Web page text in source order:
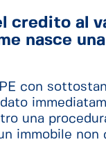
credito al
nasce
con
una
immobile non